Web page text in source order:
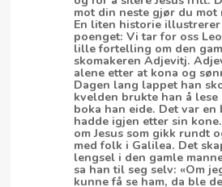
mot din neste gjør du mot
En liten historie
poenget: Vi tar for oss
lille fortelling om den
skomakeren Adjevitj.
alene etter at kona og
Dagen lang lappet han
kvelden brukte han å lese
boka han eide. Det var en
hadde igjen etter sin
om Jesus som gikk rundt
med folk i Galilea. Det
lengsel i den gamle
sa han til seg selv: «Om
kunne få se ham, da ble